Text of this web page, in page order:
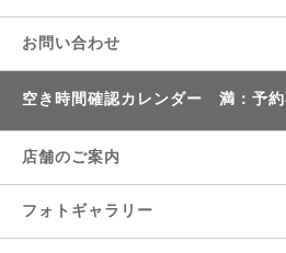
お問い合わせ
空き時間確認カレンダー 満：予
店舗のご案内
フォトギャラリー